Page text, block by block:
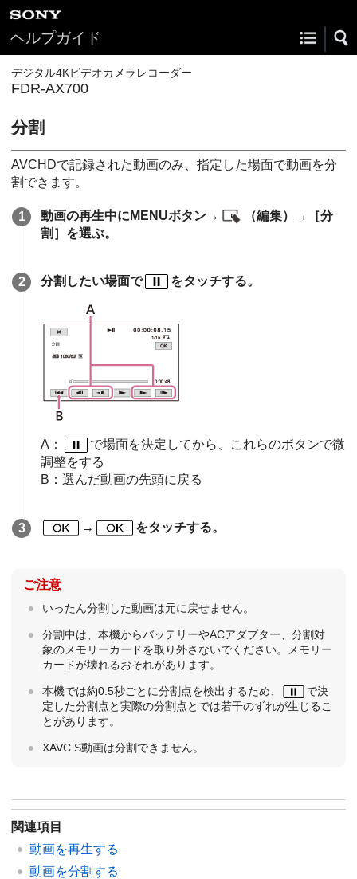
ヘルプガイド
デジタル4Kビデオカメラレコーダー
FDR-AX700
分割
AVCHDで記録された動画のみ、指定した場面で動画を分
割できます。
動画の再生中にMENUボタン→
（編集）→［分
割］を選ぶ。
分割したい場面で をタッチする。
A：
で場面を決定してから、これらのボタンで微
調整をする
B：選んだ動画の先頭に戻る
→ をタッチする。
ご注意
いったん分割した動画は元に戻せません。
分割中は、本機からバッテリーやACアダプター、分割対
象のメモリーカードを取り外さないでください。メモリー
カードが壊れるおそれがあります。
本機では約0.5秒ごとに分割点を検出するため、
で決
定した分割点と実際の分割点とでは若干のずれが生じるこ
とがあります。
XAVC S動画は分割できません。
関連項目
動画を再生する
動画を分割する